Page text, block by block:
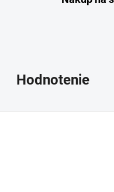
Hodnotenie